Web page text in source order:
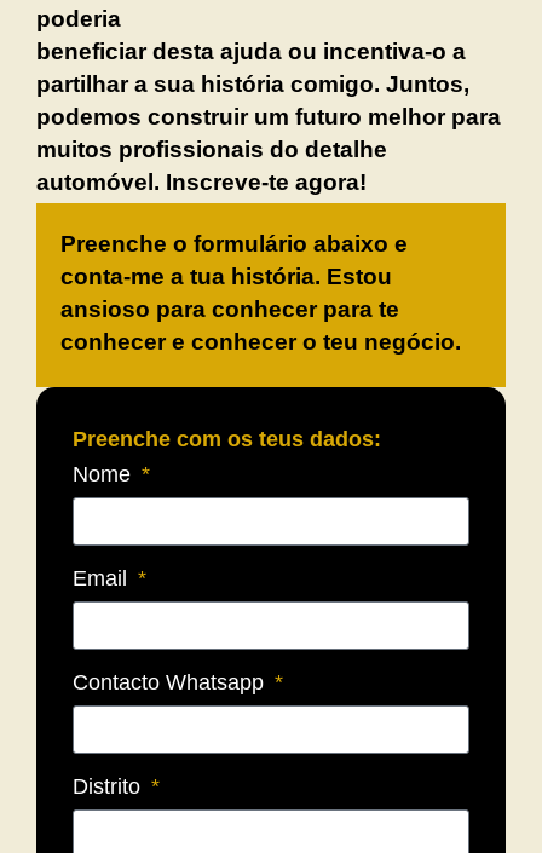
Preenche com os teus dados:
Nome
Email
Contacto Whatsapp
Distrito
poderia
beneficiar desta ajuda ou incentiva-o a
partilhar a sua história comigo. Juntos,
podemos construir um futuro melhor para
muitos profissionais do detalhe
automóvel. Inscreve-te agora!
Preenche o formulário abaixo e
conta-me a tua história. Estou
ansioso para conhecer para te
conhecer e conhecer o teu negócio.